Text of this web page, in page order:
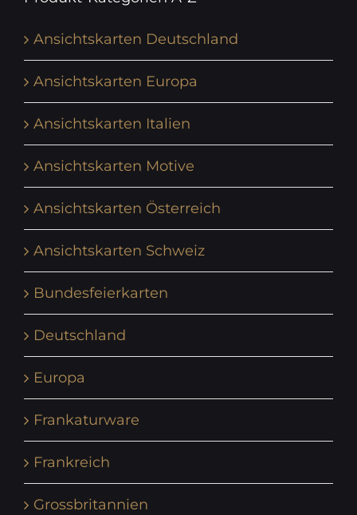
Ansichtskarten Deutschland
Ansichtskarten Europa
Ansichtskarten Italien
Ansichtskarten Motive
Ansichtskarten Österreich
Ansichtskarten Schweiz
Bundesfeierkarten
Deutschland
Europa
Frankaturware
Frankreich
Grossbritannien